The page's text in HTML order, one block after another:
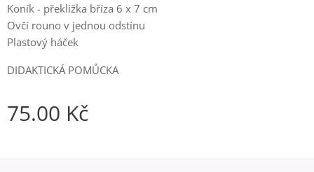
Koník - překližka bříza 6 x 7 cm
Ovčí rouno v jednou odstínu
Plastový háček
DIDAKTICKÁ POMŮCKA
75.00 Kč